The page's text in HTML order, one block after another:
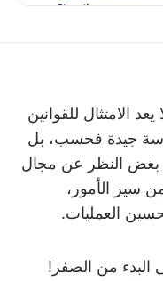
الامتثال للقوانين
جيدة فحسب، بل
بغض النظر عن مجال
سير الأمور،
العمليات.
البدء من الصفر!